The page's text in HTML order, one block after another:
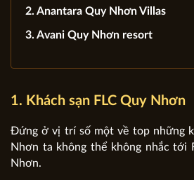
2. Anantara Quy Nhơn Villas
3. Avani Quy Nhơn resort
1. Khách sạn FLC Quy Nhơn
Đứng ở vị trí số một về top những
Nhơn ta không thể không nhắc tới
Nhơn.